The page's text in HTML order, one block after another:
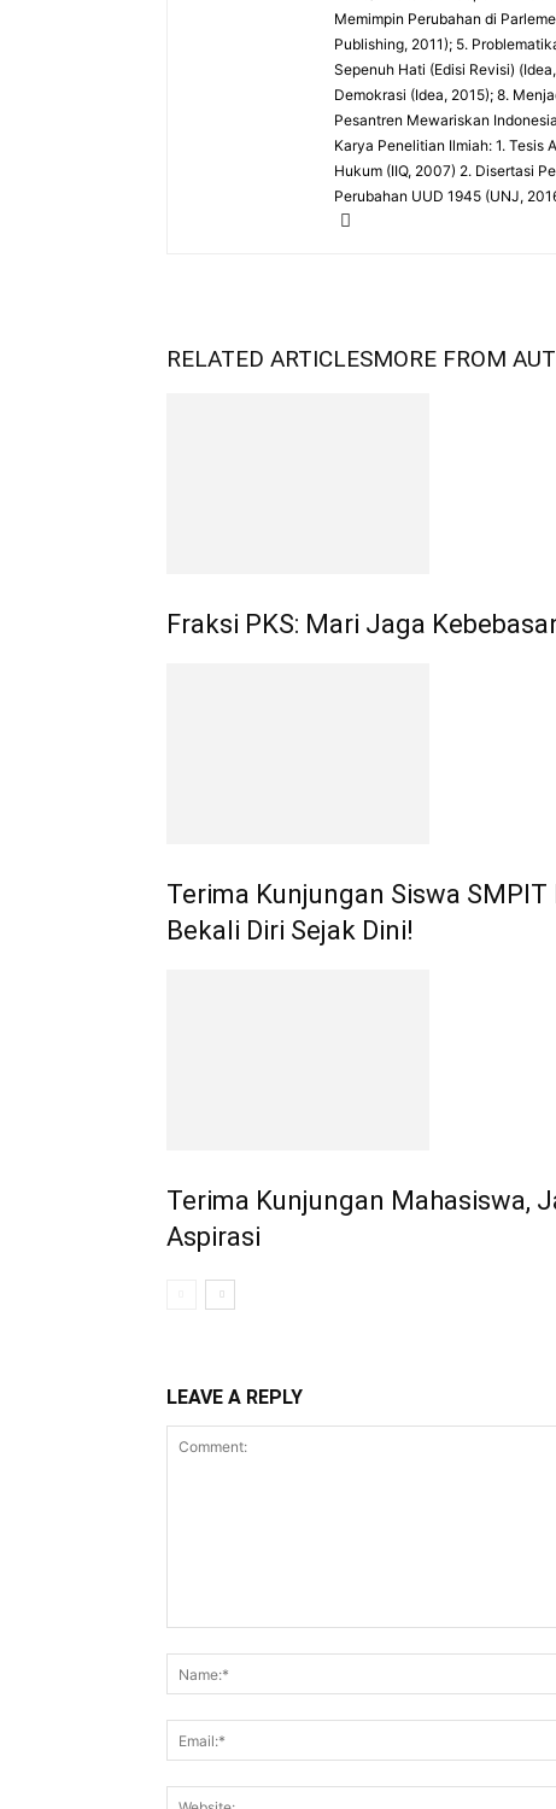
Memimpin Perubahan di
Publishing, 2011); 5.
Sepenuh Hati (Edisi Revisi)
Demokrasi (Idea, 2015); 8.
Pesantren Mewariskan
Karya Penelitian Ilmiah: 1.
Hukum (IIQ, 2007) 2. Disertasi
Perubahan UUD 1945 (UNJ,
RELATED ARTICLESMORE FROM
Fraksi PKS: Mari Jaga
Terima Kunjungan Siswa
Bekali Diri Sejak Dini!
Terima Kunjungan Mahasiswa,
Aspirasi
LEAVE A REPLY